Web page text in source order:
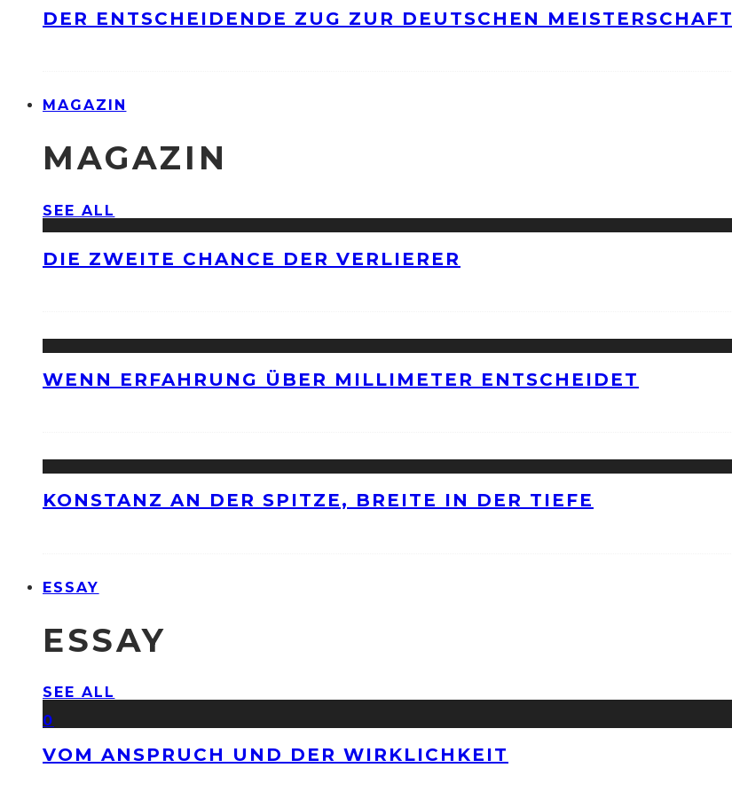
DER ENTSCHEIDENDE ZUG ZUR DEUTSCHEN MEISTERSCHAFT
MAGAZIN
MAGAZIN
SEE ALL
DIE ZWEITE CHANCE DER VERLIERER
WENN ERFAHRUNG ÜBER MILLIMETER ENTSCHEIDET
KONSTANZ AN DER SPITZE, BREITE IN DER TIEFE
ESSAY
ESSAY
SEE ALL
0
VOM ANSPRUCH UND DER WIRKLICHKEIT